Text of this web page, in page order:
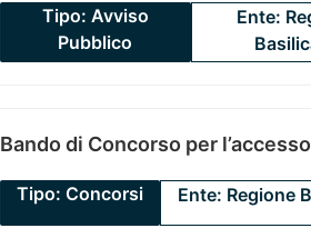
Tipo: Avviso
Pubblico
Ente:
Bando di Concorso per
Tipo: Concorsi Ente: Regione